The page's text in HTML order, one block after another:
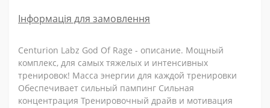
Інформація для замовлення
Centurion Labz God Of Rage - описание. Мощный
комплекс, для самых тяжелых и интенсивных
тренировок! Масса энергии для каждой тренировки
Обеспечивает сильный пампинг Сильная
концентрация Тренировочный драйв и мотивация